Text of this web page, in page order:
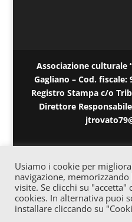
Associazione culturale
Gagliano – Cod. fiscale:
Registro Stampa c/o
Direttore
Usiamo i cookie per
navigazione,
visite. Se clicchi su
cookies. In alternativa puoi
installare cliccando su